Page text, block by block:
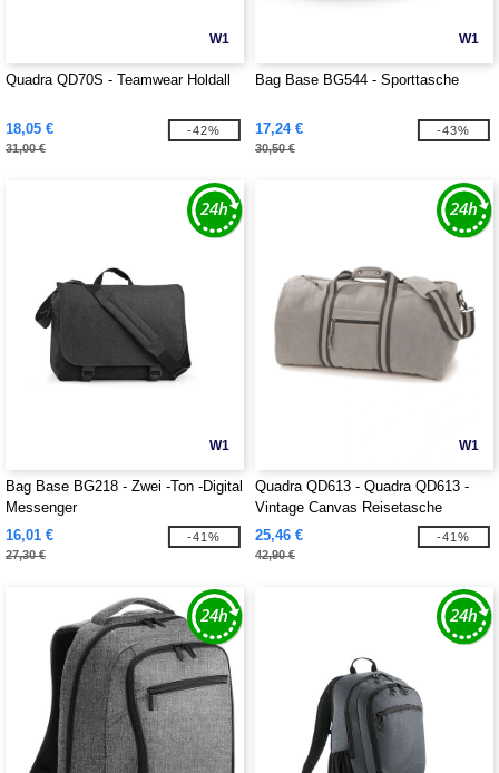
W1
Quadra QD70S - Teamwear Holdall
18,05 €
31,00 €
-42%
W1
Bag Base BG544 - Sporttasche
17,24 €
30,50 €
-43%
W1
Bag Base BG218 - Zwei -Ton -Digital
Messenger
16,01 €
27,30 €
-41%
W1
Quadra QD613 - Quadra QD613 -
Vintage Canvas Reisetasche
25,46 €
42,90 €
-41%